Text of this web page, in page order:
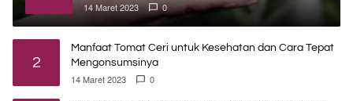
14 Maret 2023 0
2
Manfaat Tomat Ceri untuk Kesehatan dan Cara Tepat
Mengonsumsinya
14 Maret 2023 0